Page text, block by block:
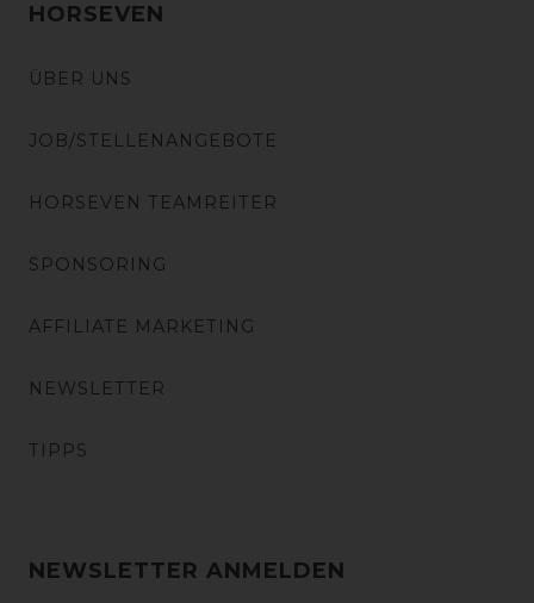
HORSEVEN
ÜBER UNS
JOB/STELLENANGEBOTE
HORSEVEN TEAMREITER
SPONSORING
AFFILIATE MARKETING
NEWSLETTER
TIPPS
NEWSLETTER ANMELDEN